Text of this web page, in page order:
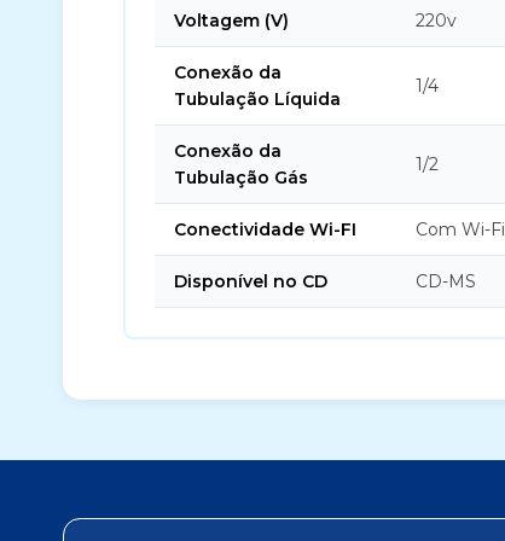
Voltagem (V) 220v
Conexão da
Tubulação Líquida
1/4
Conexão da
Tubulação Gás
1/2
Conectividade Wi-FI Com Wi-Fi
Disponível no CD CD-MS